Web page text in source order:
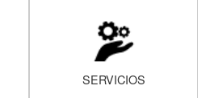
SERVICIOS